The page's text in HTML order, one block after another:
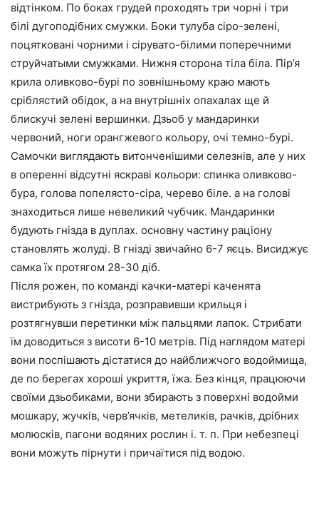
відтінком. По боках грудей проходять три чорні і три
білі дугоподібних смужки. Боки тулуба сіро-зелені,
поцятковані чорними і сірувато-білими поперечними
струйчатыми смужками. Нижня сторона тіла біла. Пір’я
крила оливково-бурі по зовнішньому краю мають
сріблястий обідок, а на внутрішніх опахалах ще й
блискучі зелені вершинки. Дзьоб у мандаринки
червоний, ноги орангжевого кольору, очі темно-бурі.
Самочки виглядають витонченішими селезнів, але у них
в оперенні відсутні яскраві кольори: спинка оливково-
бура, голова попелясто-сіра, черево біле. а на голові
знаходиться лише невеликий чубчик. Мандаринки
будують гнізда в дуплах. основну частину раціону
становлять жолуді. В гнізді звичайно 6-7 яєць. Висиджує
самка їх протягом 28-30 діб.
Після рожен, по команді качки-матері каченята
вистрибують з гнізда, розправивши крильця і
розтягнувши перетинки між пальцями лапок. Стрибати
їм доводиться з висоти 6-10 метрів. Під наглядом матері
вони поспішають дістатися до найближчого водоймища,
де по берегах хороші укриття, їжа. Без кінця, працюючи
своїми дзьобиками, вони збирають з поверхні водойми
мошкару, жучків, черв’ячків, метеликів, рачків, дрібних
молюсків, пагони водяних рослин і. т. п. При небезпеці
вони можуть пірнути і причаїтися під водою.